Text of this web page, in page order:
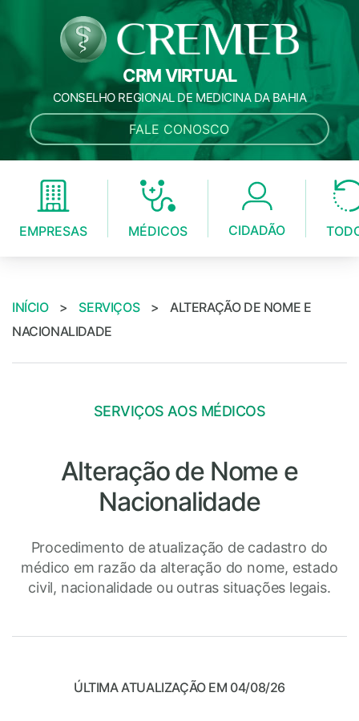
CRM VIRTUAL
CONSELHO REGIONAL DE MEDICINA DA BAHIA
FALE CONOSCO
EMPRESAS MÉDICOS CIDADÃO
INÍCIO > SERVIÇOS >
ALTERAÇÃO DE NOME E
NACIONALIDADE
SERVIÇOS AOS MÉDICOS
Alteração de Nome e
Nacionalidade
Procedimento de atualização de cadastro do
médico em razão da alteração do nome, estado
civil, nacionalidade ou outras situações legais.
ÚLTIMA ATUALIZAÇÃO EM 04/08/26